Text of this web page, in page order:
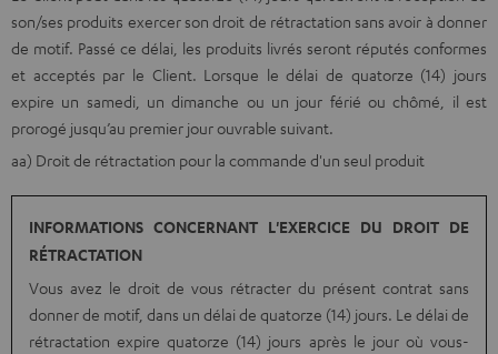
son/ses produits exercer son droit de rétractation sans avoir à donner
de motif. Passé ce délai, les produits livrés seront réputés conformes
et acceptés par le Client. Lorsque le délai de quatorze (14) jours
expire un samedi, un dimanche ou un jour férié ou chômé, il est
prorogé jusqu’au premier jour ouvrable suivant.
aa) Droit de rétractation pour la commande d'un seul produit
INFORMATIONS CONCERNANT L'EXERCICE DU DROIT DE
RÉTRACTATION
Vous avez le droit de vous rétracter du présent contrat sans
donner de motif, dans un délai de quatorze (14) jours. Le délai de
rétractation expire quatorze (14) jours après le jour où vous-